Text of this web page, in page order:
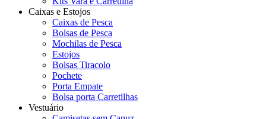
Caixas e Estojos
Caixas de Pesca
Bolsas de Pesca
Mochilas de Pesca
Estojos
Bolsas Tiracolo
Pochete
Porta Empate
Bolsa porta Carretilhas
Vestuário